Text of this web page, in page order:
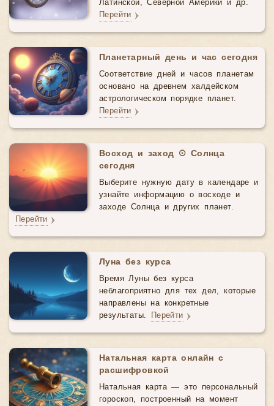
Латинской, Северной Америки и др.
Перейти
Планетарный день и час сегодня
Соответствие дней и часов планетам
основано на древнем халдейском
астрологическом порядке планет.
Перейти
Восход и заход ☉ Солнца
сегодня
Выберите нужную дату в календаре и
узнайте информацию о восходе и
заходе Солнца и других планет.
Перейти
Луна без курса
Время Луны без курса
неблагоприятно для тех дел, которые
направлены на конкретные
результаты. Перейти
Натальная карта онлайн с
расшифровкой
Натальная карта — это персональный
гороскоп, построенный на момент